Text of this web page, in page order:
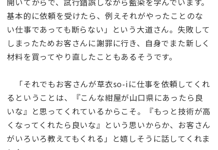
基本的に依頼を受けたら、例えそれがやったことのな
い仕事であっても断らない」という大道さん。失敗して
しまったためお客さんに謝罪に行き、自身でまた新しく
材料を買ってやり直したこともあるそうです。
「それでもお客さんが草衣so-iに仕事を依頼してくれ
るということは、『こんな紺屋が山口県にあったら良
いな』と思ってくれているからこそ。『もっと技術が高
くなってくれたら良いな』という思いからか、お客さん
がいろいろ教えてもくれる」と嬉しそうに話してくれま